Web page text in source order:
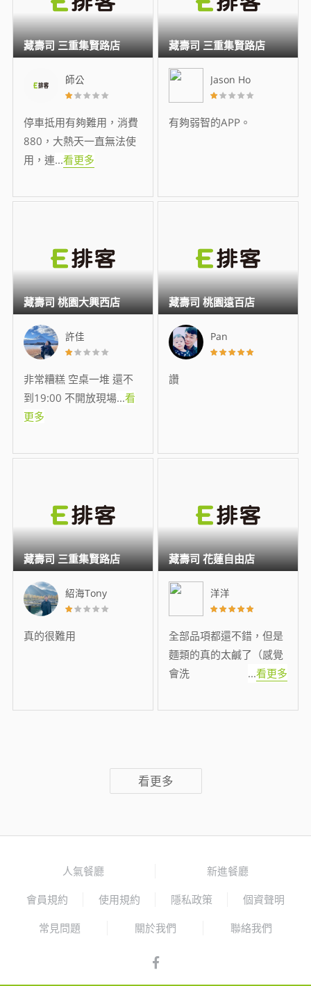
師公
停車抵用有夠難用，消費
880，大熱天一直無法使
用，連...看更多
藏壽司 三重集賢路店
Jason Ho
有夠弱智的APP。
藏壽司 三重集賢路店
許佳
非常糟糕 空桌一堆 還不
到19:00 不開放現場...看
更多
藏壽司 桃園大興西店
Pan
讚
藏壽司 桃園遠百店
紹海Tony
真的很難用
藏壽司 三重集賢路店
洋洋
全部品項都還不錯，但是
麵類的真的太鹹了（感覺
會洗
...看更多
藏壽司 花蓮自由店
看更多
人氣餐廳 新進餐廳
會員規約 使用規約 隱私政策 個資聲明
常見問題 關於我們 聯絡我們